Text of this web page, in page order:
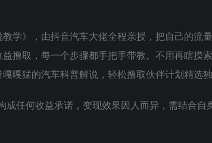
学》，由抖音汽车大佬全程亲授，把自己的流
撸取，每一个步骤都手把手带教。不用再瞎摸
嘎猛的汽车科普解说，轻松撸取伙伴计划精选
成任何收益承诺，变现效果因人而异，需结合